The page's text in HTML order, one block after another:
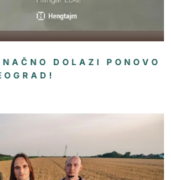
DOLAZI PONOVO